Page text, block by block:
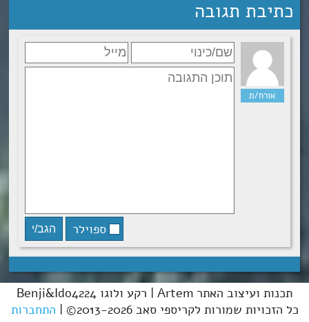
כתיבת תגובה
ספוילר
תכנות ועיצוב האתר Artem | רקע ולוגו Benji&Ido4224
כל הזכויות שמורות לקריספי סאב 2013-2026© |
התחברות